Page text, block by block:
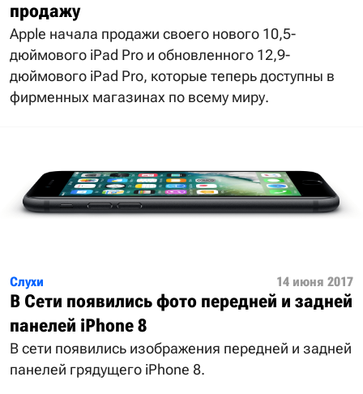
продажу
Apple начала продажи своего нового 10,5-
дюймового iPad Pro и обновленного 12,9-
дюймового iPad Pro, которые теперь доступны в
фирменных магазинах по всему миру.
Слухи 14 июня 2017
В Сети появились фото передней и задней
панелей iPhone 8
В сети появились изображения передней и задней
панелей грядущего iPhone 8.